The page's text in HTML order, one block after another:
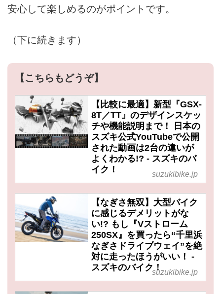
安心して楽しめるのがポイントです。
（下に続きます）
【こちらもどうぞ】
【比較に最適】新型『GSX-
8T／TT』のデザインスケッ
チや機能説明まで！ 日本の
スズキ公式YouTubeで公開
された動画は2台の違いが
よくわかる!? - スズキのバ
イク！
suzukibike.jp
【なぎさ無双】大型バイク
に感じるデメリットがな
い!? もし『Vストローム
250SX』を買ったら“千里浜
なぎさドライブウェイ”を絶
対に走ったほうがいい！ -
スズキのバイク！suzukibike.jp